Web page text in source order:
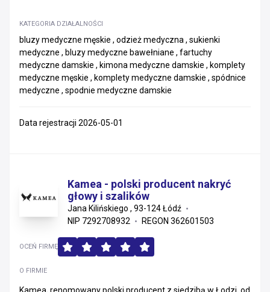
KATEGORIA DZIAŁALNOŚCI
bluzy medyczne męskie , odzież medyczna , sukienki
medyczne , bluzy medyczne bawełniane , fartuchy
medyczne damskie , kimona medyczne damskie , komplety
medyczne męskie , komplety medyczne damskie , spódnice
medyczne , spodnie medyczne damskie
Data rejestracji 2026-05-01
Kamea - polski producent nakryć
głowy i szalików
Jana Kilińskiego , 93-124 Łódź
NIP 7292708932
REGON 362601503
O FIRMIE
OCEŃ FIRMĘ